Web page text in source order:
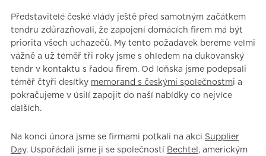
Představitelé české vlády ještě před samotným začátkem
tendru zdůrazňovali, že zapojení domácích firem má být
priorita všech uchazečů. My tento požadavek bereme velmi
vážně a už téměř tři roky jsme s ohledem na dukovanský
tendr v kontaktu s řadou firem. Od loňska jsme podepsali
téměř čtyři desítky memorand s českými společnostmi a
pokračujeme v úsilí zapojit do naší nabídky co nejvíce
dalších.
Na konci února jsme se firmami potkali na akci Supplier
Day. Uspořádali jsme ji se společností Bechtel , americkým